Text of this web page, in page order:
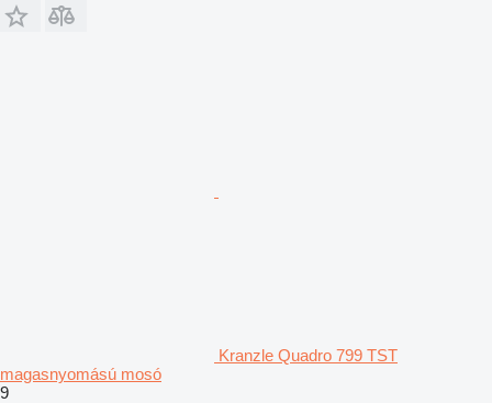
Kranzle Quadro 799 TST
magasnyomású mosó
9